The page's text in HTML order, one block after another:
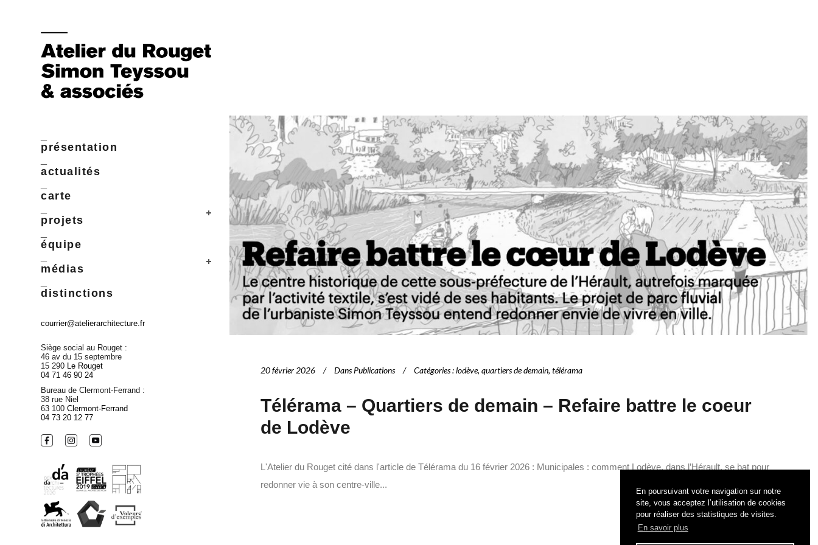
En poursuivant votre navigation sur notre
site, vous acceptez l’utilisation de cookies
pour réaliser des statistiques de visites.
En savoir plus
présentation
actualités
carte
projets
équipe
médias
distinctions
courrier@atelierarchitecture.fr
Siège social au Rouget :
46 av du 15 septembre
15 290 Le Rouget
04 71 46 90 24
Bureau de Clermont-Ferrand :
38 rue Niel
63 100Clermont-Ferrand
04 73 20 12 77
20 février 2026 Dans Publications Catégories:lodève, quartiers de demain, télérama
Télérama – Quartiers de demain – Refaire battre le coeur
de Lodève
L'Atelier du Rouget cité dans l'article de Télérama du 16 février 2026 : Municipales : comment Lodève, dans l’Hérault, se bat pour
redonner vie à son centre-ville...